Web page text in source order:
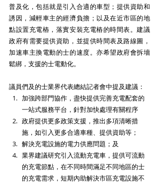
普及化，包括就是引入合適的車型；提供資助和
誘因，減輕車主的經濟負擔；以及在近市區的地
點設置充電樁，落實安裝充電樁的時間表。建議
政府有需要提供資助，並提供時間表及路線圖，
加速車主換電動的士的速度。亦希望政府會拆墻
鬆綁，支援的士電動化。
議員們及的士業界代表總結記者會中提及建議：
加強跨部門協作，盡快提供完善充電配套的
一站式服務平台，針對加快處理有關程序
政府提供更多政策支援，推出多項清晰措
施，如引入更多合適車種、提供資助等；
解決充電設施的電力供應問題；及
業界建議研究引入流動充電車，提供可流動
的充電節點，在不同時間滿足不同地區的士
的充電需求，短期內助解決市區充電設施不